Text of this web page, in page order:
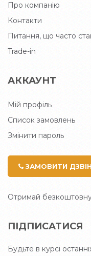
Про компанію
Контакти
Питання, що часто
Trade-in
АККАУНТ
Мій профіль
Список замовлень
Змінити пароль
ЗАМОВИТИ
Отримай безкоштовну
ПІДПИСАТИСЯ
Будьте в курсі